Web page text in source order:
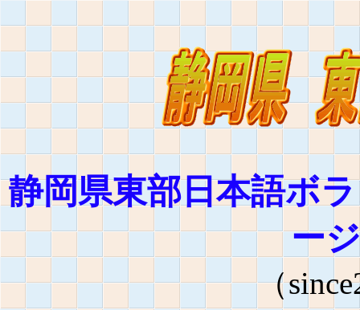
静岡県東部日本語ボ
ー
（